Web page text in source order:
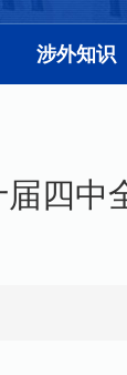
涉外知识
四中